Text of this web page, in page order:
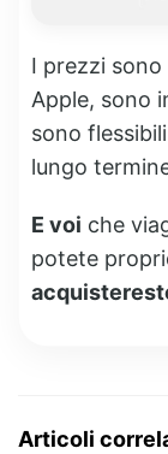
I prezzi
Apple, sono
sono
lungo
E voi che
potete
Articoli